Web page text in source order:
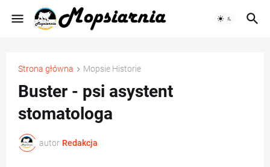
Strona główna Mopsie Historie
Buster - psi asystent
stomatologa
autor Redakcja